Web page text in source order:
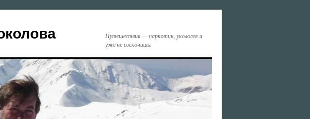
Путешествия — наркотик, укололся и
уже не соскочишь.